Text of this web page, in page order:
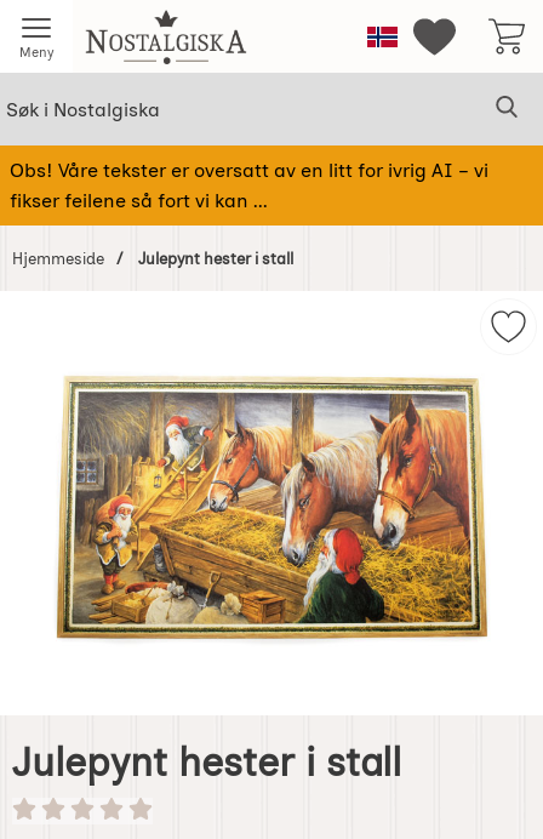
Meny Startsiden for NostalgiskaNorge Mine
Obs! Våre tekster er oversatt av en litt for ivrig AI – vi
fikser feilene så fort vi kan ...
Hjemmeside Julepynt hester i stall
Julepynt hester i stall